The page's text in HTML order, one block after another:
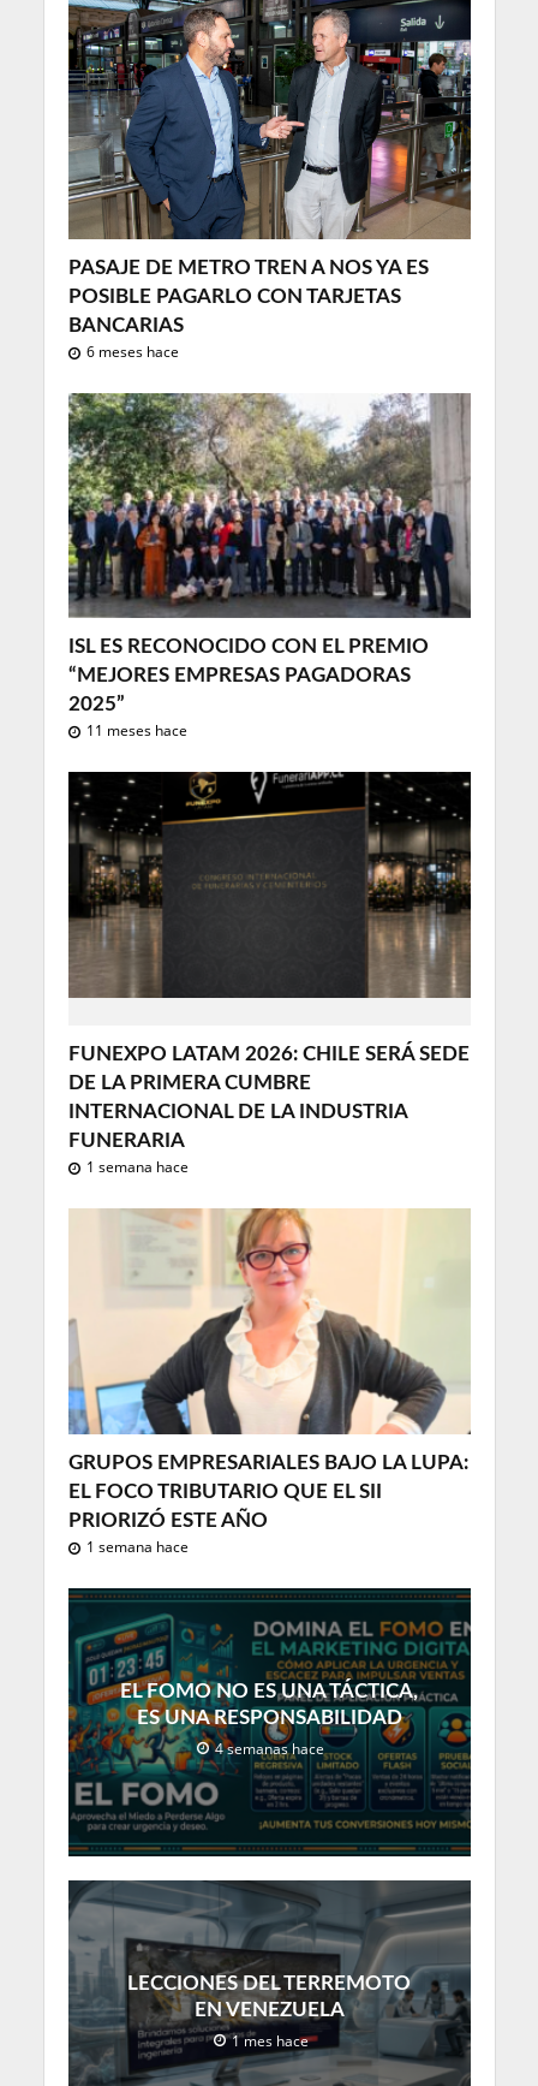
PASAJE DE METRO TREN A NOS YA ES
POSIBLE PAGARLO CON TARJETAS
BANCARIAS
6 meses hace
ISL ES RECONOCIDO CON EL PREMIO
“MEJORES EMPRESAS PAGADORAS
2025”
11 meses hace
FUNEXPO LATAM 2026: CHILE SERÁ SEDE
DE LA PRIMERA CUMBRE
INTERNACIONAL DE LA INDUSTRIA
FUNERARIA
1 semana hace
GRUPOS EMPRESARIALES BAJO LA LUPA:
EL FOCO TRIBUTARIO QUE EL SII
PRIORIZÓ ESTE AÑO
1 semana hace
EL FOMO NO ES UNA TÁCTICA,
ES UNA RESPONSABILIDAD
4 semanas hace
LECCIONES DEL TERREMOTO
EN VENEZUELA
1 mes hace